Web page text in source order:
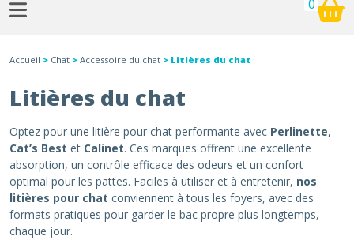
0
Accueil > Chat > Accessoire du chat > Litières du chat
Litières du chat
Optez pour une litière pour chat performante avec Perlinette,
Cat’s Best et Calinet. Ces marques offrent une excellente
absorption, un contrôle efficace des odeurs et un confort
optimal pour les pattes. Faciles à utiliser et à entretenir, nos
litières pour chat conviennent à tous les foyers, avec des
formats pratiques pour garder le bac propre plus longtemps,
chaque jour.